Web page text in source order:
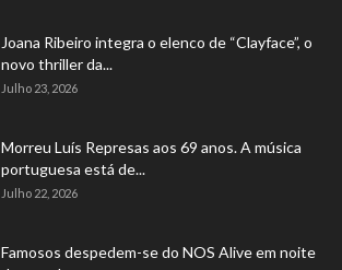
Joana Ribeiro integra o elenco de “Clayface”, o
novo thriller da...
Julho 23, 2026
Morreu Luís Represas aos 69 anos. A música
portuguesa está de...
Julho 22, 2026
Famosos despedem-se do NOS Alive em noite